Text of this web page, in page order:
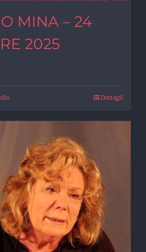
MINA – 24
2025
Dettagli